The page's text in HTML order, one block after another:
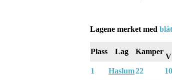
Lagene merket med
Plass Lag Kamper
V
1
Haslum22 10